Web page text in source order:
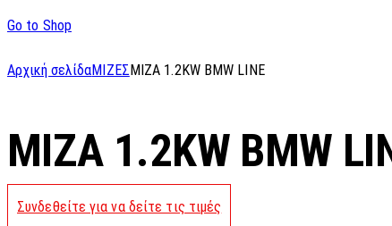
Go to Shop
Αρχική σελίδαΜΙΖΕΣ MIZA 1.2KW BMW LINE
MIZA 1.2KW BMW
Συνδεθείτε για να δείτε τις τιμές